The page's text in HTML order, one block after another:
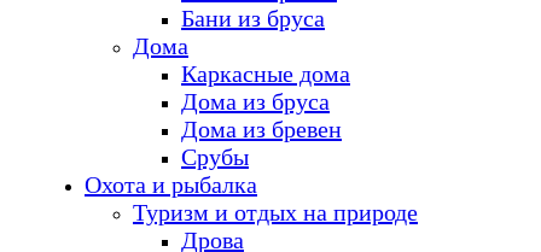
Бани из бруса
Дома
Каркасные дома
Дома из бруса
Дома из бревен
Срубы
Охота и рыбалка
Туризм и отдых на природе
Дрова